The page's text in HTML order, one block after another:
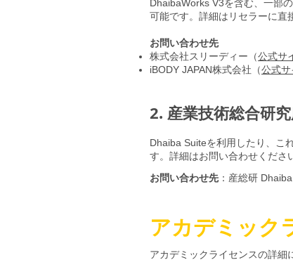
DhaibaWorks V3を含む、一部
可能です。詳細はリセラーに直
お問い合わせ先
株式会社スリーディー（公式サ
iBODY JAPAN株式会社（公式サ
2. 産業技術総合研
Dhaiba Suiteを利用したり、こ
す。詳細はお問い合わせくださ
お問い合わせ先 ：産総研
アカデミック
アカデミックライセンスの詳細